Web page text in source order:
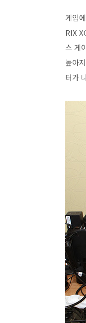
게임
RIX
스 게
높아
터가